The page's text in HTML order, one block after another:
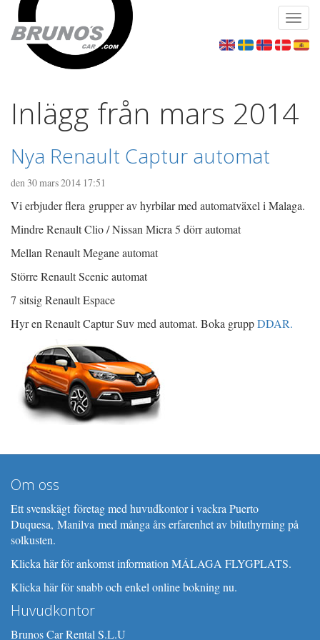
Inlägg från mars 2014
Nya Renault Captur automat
den 30 mars 2014 17:51
Vi erbjuder flera grupper av hyrbilar med automatväxel i Malaga.
Mindre Renault Clio / Nissan Micra 5 dörr automat
Mellan Renault Megane automat
Större Renault Scenic automat
7 sitsig Renault Espace
Hyr en Renault Captur Suv med automat. Boka gruppDDAR.
Om oss
Ett svenskägt företag med huvudkontor i vackraPuerto
Duquesa, Manilva med många års erfarenhet av biluthyrning på
solkusten.
Klicka här för ankomst information MÁLAGA FLYGPLATS.
Klicka här för snabb och enkel online bokning nu.
Huvudkontor
Brunos Car Rental S.L.U